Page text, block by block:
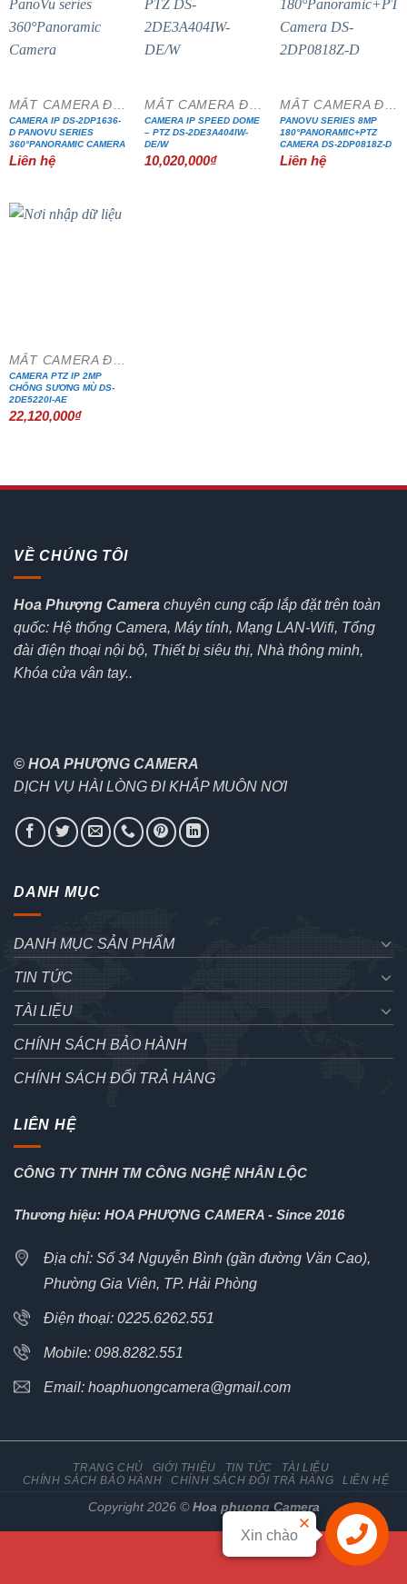
MẮT CAMERA ĐẶC CHỦNG
CAMERA IP DS-2DP1636-
D PANOVU SERIES
360°PANORAMIC CAMERA
Liên hệ
MẮT CAMERA ĐẶC CHỦNG
CAMERA IP SPEED DOME
– PTZ DS-2DE3A404IW-
DE/W
10,020,000₫
MẮT CAMERA ĐẶC CHỦNG
PANOVU SERIES 8MP
180°PANORAMIC+PTZ
CAMERA DS-2DP0818Z-D
Liên hệ
MẮT CAMERA ĐẶC CHỦNG
CAMERA PTZ IP 2MP
CHỐNG SƯƠNG MÙ DS-
2DE5220I-AE
22,120,000₫
VỀ CHÚNG TÔI
Hoa Phượng Camera chuyên cung cấp lắp đặt trên toàn
quốc: Hệ thống Camera, Máy tính, Mạng LAN-Wifi, Tổng
đài điện thoại nội bộ, Thiết bị siêu thị, Nhà thông minh,
Khóa cửa vân tay..
© HOA PHƯỢNG CAMERA
DỊCH VỤ HÀI LÒNG ĐI KHẮP MUÔN NƠI
DANH MỤC
DANH MỤC SẢN PHẨM
TIN TỨC
TÀI LIỆU
CHÍNH SÁCH BẢO HÀNH
CHÍNH SÁCH ĐỔI TRẢ HÀNG
LIÊN HỆ
CÔNG TY TNHH TM CÔNG NGHỆ NHÂN LỘC
Thương hiệu: HOA PHƯỢNG CAMERA - Since 2016
Địa chỉ: Số 34 Nguyễn Bình (gần đường Văn Cao),
Phường Gia Viên, TP. Hải Phòng
Điện thoại: 0225.6262.551
Mobile: 098.8282.551
Email: hoaphuongcamera@gmail.com
Liên hệ
Xin chào
TRANG CHỦ GIỚI THIỆU TIN TỨC
TÀI LIỆU
CHÍNH SÁCH BẢO HÀNH
CHÍNH SÁCH ĐỔI TRẢ HÀNG LIÊN HỆ
Copyright 2026 ©Hoa phuong Camera